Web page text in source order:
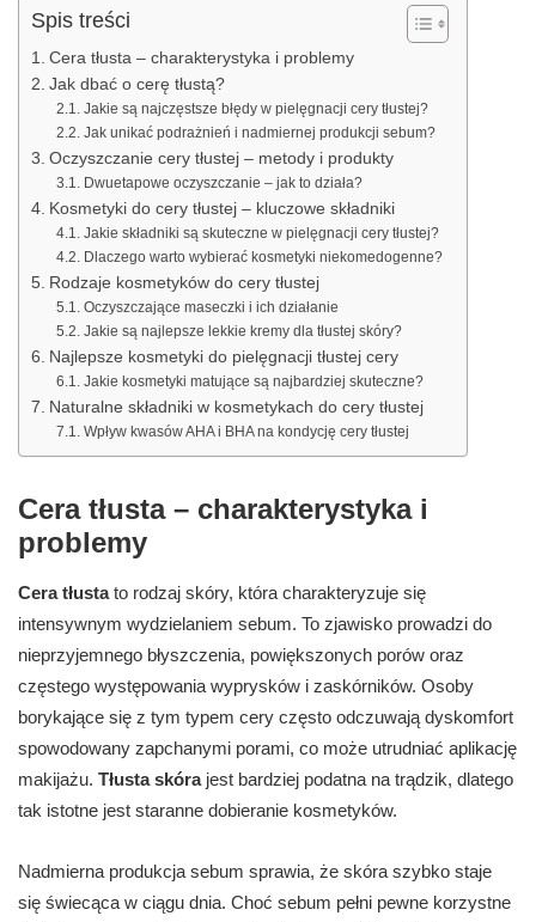
Spis treści
Cera tłusta – charakterystyka i problemy
Jak dbać o cerę tłustą?
Jakie są najczęstsze błędy w pielęgnacji cery tłustej?
Jak unikać podrażnień i nadmiernej produkcji sebum?
Oczyszczanie cery tłustej – metody i produkty
Dwuetapowe oczyszczanie – jak to działa?
Kosmetyki do cery tłustej – kluczowe składniki
Jakie składniki są skuteczne w pielęgnacji cery tłustej?
Dlaczego warto wybierać kosmetyki niekomedogenne?
Rodzaje kosmetyków do cery tłustej
Oczyszczające maseczki i ich działanie
Jakie są najlepsze lekkie kremy dla tłustej skóry?
Najlepsze kosmetyki do pielęgnacji tłustej cery
Jakie kosmetyki matujące są najbardziej skuteczne?
Naturalne składniki w kosmetykach do cery tłustej
Wpływ kwasów AHA i BHA na kondycję cery tłustej
Cera tłusta – charakterystyka i
problemy
Cera tłustato rodzaj skóry, która charakteryzuje się
intensywnym wydzielaniem sebum. To zjawisko prowadzi do
nieprzyjemnego błyszczenia, powiększonych porów oraz
częstego występowania wyprysków i zaskórników. Osoby
borykające się z tym typem cery często odczuwają dyskomfort
spowodowany zapchanymi porami, co może utrudniać aplikację
makijażu. Tłusta skórajest bardziej podatna na trądzik, dlatego
tak istotne jest staranne dobieranie kosmetyków.
Nadmierna produkcja sebum sprawia, że skóra szybko staje
się świecąca w ciągu dnia. Choć sebum pełni pewne korzystne